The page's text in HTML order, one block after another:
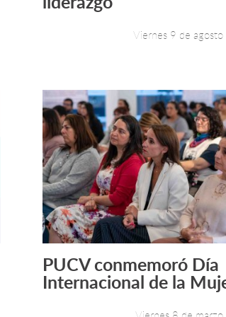
Viernes 9 de
Leer
PUCV conmemoró Día
Internacional de la